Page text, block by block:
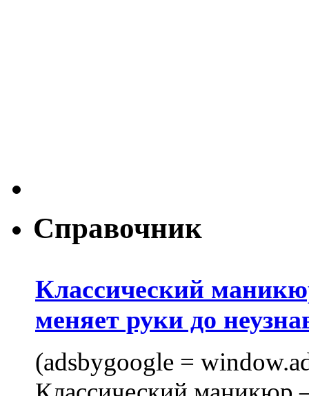
Справочник
Классический
меняет руки до
(adsbygoogle =